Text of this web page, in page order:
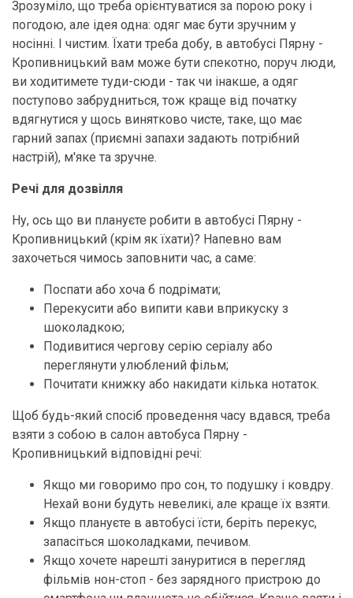
Зрозуміло, що треба орієнтуватися за порою року і
погодою, але ідея одна: одяг має бути зручним у
носінні. І чистим. Їхати треба добу, в автобусі Пярну -
Кропивницький вам може бути спекотно, поруч люди,
ви ходитимете туди-сюди - так чи інакше, а одяг
поступово забрудниться, тож краще від початку
вдягнутися у щось винятково чисте, таке, що має
гарний запах (приємні запахи задають потрібний
настрій), м'яке та зручне.
Речі для дозвілля
Ну, ось що ви плануєте робити в автобусі Пярну -
Кропивницький (крім як їхати)? Напевно вам
захочеться чимось заповнити час, а саме:
Поспати або хоча б подрімати;
Перекусити або випити кави вприкуску з
шоколадкою;
Подивитися чергову серію серіалу або
переглянути улюблений фільм;
Почитати книжку або накидати кілька нотаток.
Щоб будь-який спосіб проведення часу вдався, треба
взяти з собою в салон автобуса Пярну -
Кропивницький відповідні речі:
Якщо ми говоримо про сон, то подушку і ковдру.
Нехай вони будуть невеликі, але краще їх взяти.
Якщо плануєте в автобусі їсти, беріть перекус,
запасіться шоколадками, печивом.
Якщо хочете нарешті зануритися в перегляд
фільмів нон-стоп - без зарядного пристрою до